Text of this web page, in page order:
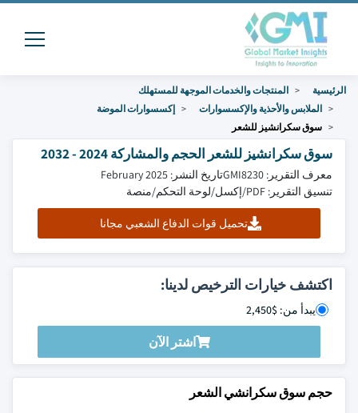
الرئيسية
المنتجات والخدمات الموجهة للمستهلك
الملابس والأحذية والإكسسوارات
إكسسوارات الموضة
سوق سكرانشيز للشعر
سوق سكرانشيز للشعر الحجم والمشاركة 2024 - 2032
معرف التقرير: GMI8230
تاريخ النشر: February 2025
تنسيق التقرير: PDF/إكسل/لوحة التحكم/منصة
تحميل قوات الدفاع الشعبي مجانا
اكتشف خيارات الترخيص لدينا:
يبدأ من: $2,450
اشتر الآن
حجم سوق سكرانشي الشعر